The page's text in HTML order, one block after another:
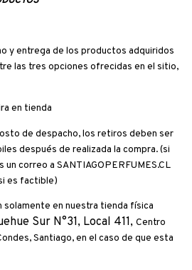
y entrega de los productos adquiridos
las tres opciones ofrecidas en el sitio,
en tienda
de despacho, los retiros deben ser
después de realizada la compra. (si
correo a SANTIAGOPERFUMES.CL
es factible)
en nuestra tienda física
Sur N°31, Local 411, Centro
Santiago, en el caso de que esta